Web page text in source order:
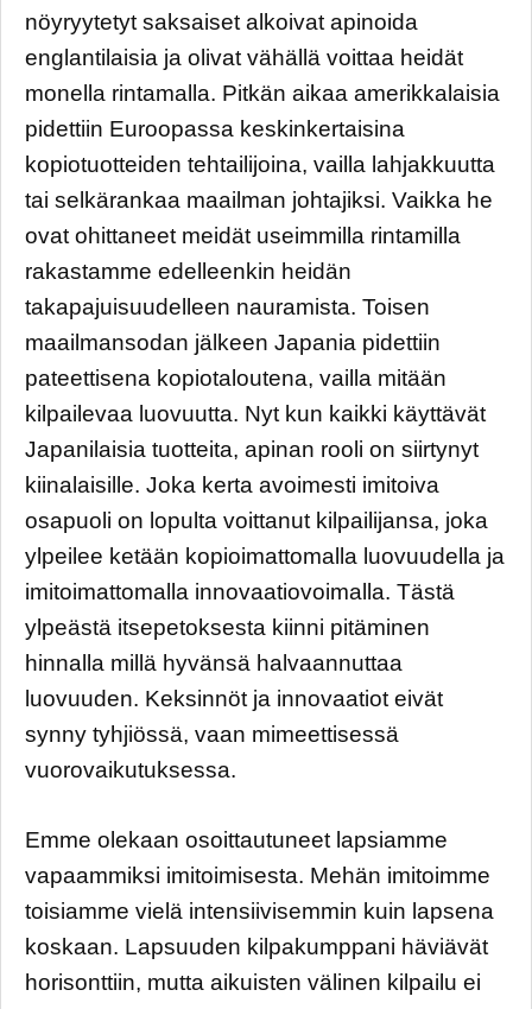
nöyryytetyt saksaiset alkoivat apinoida
englantilaisia ja olivat vähällä voittaa heidät
monella rintamalla. Pitkän aikaa amerikkalaisia
pidettiin Euroopassa keskinkertaisina
kopiotuotteiden tehtailijoina, vailla lahjakkuutta
tai selkärankaa maailman johtajiksi. Vaikka he
ovat ohittaneet meidät useimmilla rintamilla
rakastamme edelleenkin heidän
takapajuisuudelleen nauramista. Toisen
maailmansodan jälkeen Japania pidettiin
pateettisena kopiotaloutena, vailla mitään
kilpailevaa luovuutta. Nyt kun kaikki käyttävät
Japanilaisia tuotteita, apinan rooli on siirtynyt
kiinalaisille. Joka kerta avoimesti imitoiva
osapuoli on lopulta voittanut kilpailijansa, joka
ylpeilee ketään kopioimattomalla luovuudella ja
imitoimattomalla innovaatiovoimalla. Tästä
ylpeästä itsepetoksesta kiinni pitäminen
hinnalla millä hyvänsä halvaannuttaa
luovuuden. Keksinnöt ja innovaatiot eivät
synny tyhjiössä, vaan mimeettisessä
vuorovaikutuksessa.
Emme olekaan osoittautuneet lapsiamme
vapaammiksi imitoimisesta. Mehän imitoimme
toisiamme vielä intensiivisemmin kuin lapsena
koskaan. Lapsuuden kilpakumppani häviävät
horisonttiin, mutta aikuisten välinen kilpailu ei